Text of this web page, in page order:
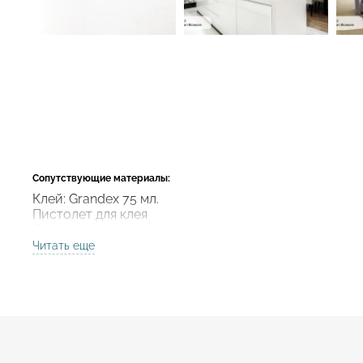
Сопутствующие материалы:
Клей: Grandex 75 мл.
Пистолет для клея
Читать еще